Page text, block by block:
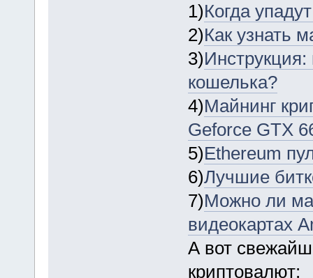
1)Когда
2)Как узнать
3)
кошелька?
4)Майнинг
Geforce GTX
5)Ethereum
6)Лучшие
7)Можно ли
видеокартах
А вот
криптовалют: